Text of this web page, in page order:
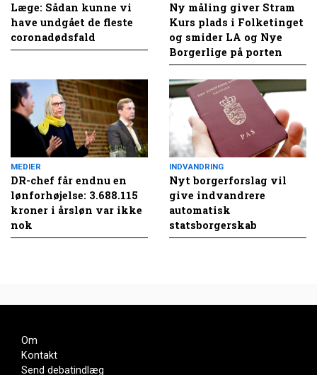
Læge: Sådan kunne vi
have undgået de fleste
coronadødsfald
Ny måling giver Stram
Kurs plads i Folketinget
og smider LA og Nye
Borgerlige på porten
MEDIER
DR-chef får endnu en
lønforhøjelse: 3.688.115
kroner i årsløn var ikke
nok
INDVANDRING
Nyt borgerforslag vil
give indvandrere
automatisk
statsborgerskab
Om
Kontakt
Send debatindlæg